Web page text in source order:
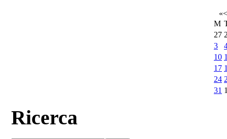
«<
M
27
3
10
17
24
31
Ricerca